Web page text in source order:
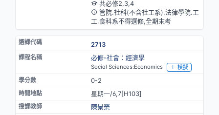
共必修2,3,4
管院.社科(不含社工系).法律學院.工
工.食科系不得選修,全期末考
2713
必修-社會：經濟學
Social Sciences:Economics 模擬
0-2
星期一/6,7[H103]
陳景榮